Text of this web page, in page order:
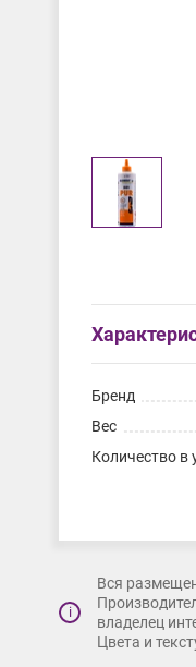
Бренд
Вес
Количество в
i
Вся
владелец
Цвета и